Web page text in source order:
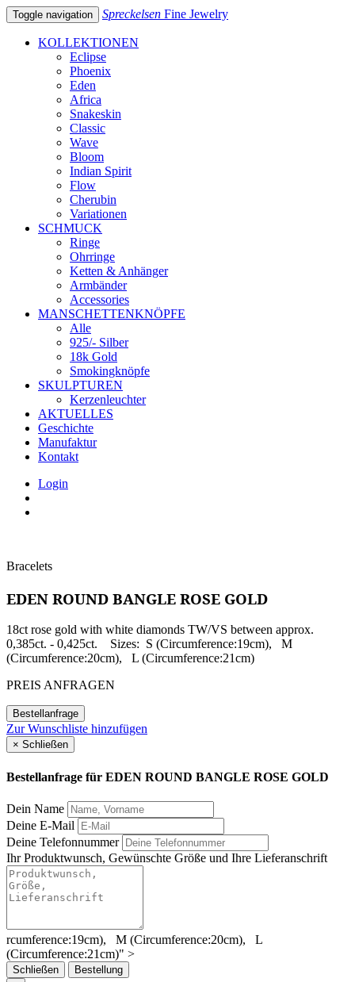
Toggle navigation Spreckelsen Fine Jewelry
KOLLEKTIONEN
Eclipse
Phoenix
Eden
Africa
Snakeskin
Classic
Wave
Bloom
Indian Spirit
Flow
Cherubin
Variationen
SCHMUCK
Ringe
Ohrringe
Ketten & Anhänger
Armbänder
Accessories
MANSCHETTENKNÖPFE
Alle
925/- Silber
18k Gold
Smokingknöpfe
SKULPTUREN
Kerzenleuchter
AKTUELLES
Geschichte
Manufaktur
Kontakt
Login
Bracelets
EDEN ROUND BANGLE ROSE GOLD
18ct rose gold with white diamonds TW/VS between approx.
0,385ct. - 0,425ct. Sizes: S (Circumference:19cm), M
(Circumference:20cm), L (Circumference:21cm)
PREIS ANFRAGEN
Bestellanfrage
Zur Wunschliste hinzufügen
× Schließen
Bestellanfrage für EDEN ROUND BANGLE ROSE GOLD
Dein Name
Deine E-Mail
Deine Telefonnummer
Ihr Produktwunsch, Gewünschte Größe und Ihre Lieferanschrift
rcumference:19cm), M (Circumference:20cm), L
(Circumference:21cm)" >
Schließen
Bestellung